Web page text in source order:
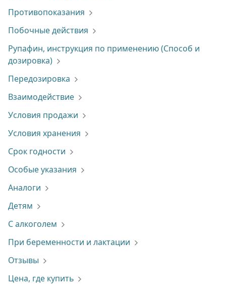
Противопоказания
Побочные действия
Рупафин, инструкция по применению (Способ и
дозировка)
Передозировка
Взаимодействие
Условия продажи
Условия хранения
Срок годности
Особые указания
Аналоги
Детям
С алкоголем
При беременности и лактации
Отзывы
Цена, где купить